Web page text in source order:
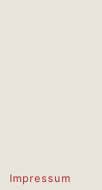
Impressum